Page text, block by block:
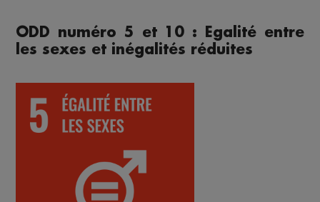
ODD numéro 5 et 10 : Egalité entre
les sexes et inégalités réduites